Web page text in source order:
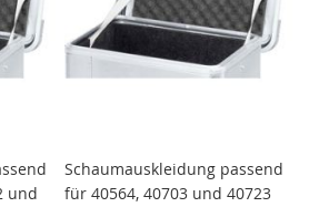
und
Schaumauskleidung passend
für 40564, 40703 und 40723